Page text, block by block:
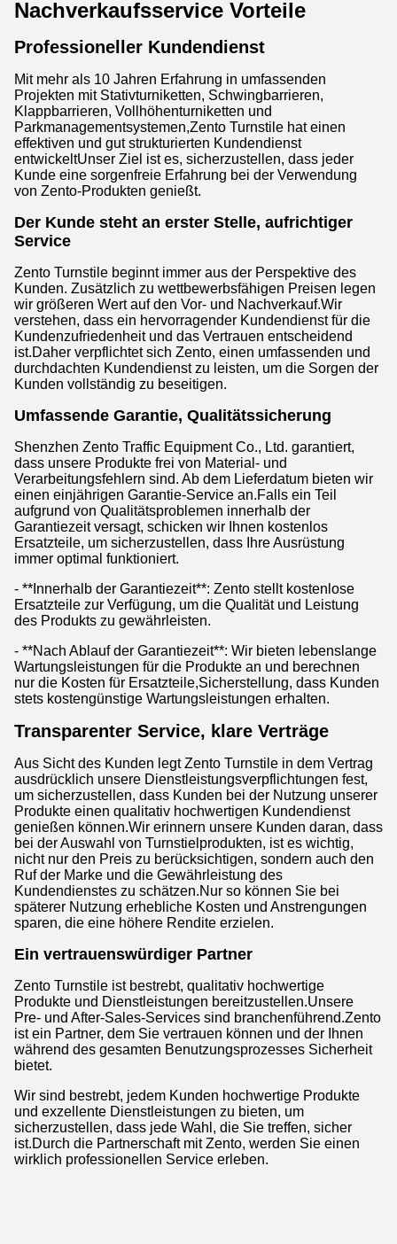
Nachverkaufsservice Vorteile
Professioneller Kundendienst
Mit mehr als 10 Jahren Erfahrung in umfassenden
Projekten mit Stativturniketten, Schwingbarrieren,
Klappbarrieren, Vollhöhenturniketten und
Parkmanagementsystemen,Zento Turnstile hat einen
effektiven und gut strukturierten Kundendienst
entwickeltUnser Ziel ist es, sicherzustellen, dass jeder
Kunde eine sorgenfreie Erfahrung bei der Verwendung
von Zento-Produkten genießt.
Der Kunde steht an erster Stelle, aufrichtiger
Service
Zento Turnstile beginnt immer aus der Perspektive des
Kunden. Zusätzlich zu wettbewerbsfähigen Preisen legen
wir größeren Wert auf den Vor- und Nachverkauf.Wir
verstehen, dass ein hervorragender Kundendienst für die
Kundenzufriedenheit und das Vertrauen entscheidend
ist.Daher verpflichtet sich Zento, einen umfassenden und
durchdachten Kundendienst zu leisten, um die Sorgen der
Kunden vollständig zu beseitigen.
Umfassende Garantie, Qualitätssicherung
Shenzhen Zento Traffic Equipment Co., Ltd. garantiert,
dass unsere Produkte frei von Material- und
Verarbeitungsfehlern sind. Ab dem Lieferdatum bieten wir
einen einjährigen Garantie-Service an.Falls ein Teil
aufgrund von Qualitätsproblemen innerhalb der
Garantiezeit versagt, schicken wir Ihnen kostenlos
Ersatzteile, um sicherzustellen, dass Ihre Ausrüstung
immer optimal funktioniert.
- **Innerhalb der Garantiezeit**: Zento stellt kostenlose
Ersatzteile zur Verfügung, um die Qualität und Leistung
des Produkts zu gewährleisten.
- **Nach Ablauf der Garantiezeit**: Wir bieten lebenslange
Wartungsleistungen für die Produkte an und berechnen
nur die Kosten für Ersatzteile,Sicherstellung, dass Kunden
stets kostengünstige Wartungsleistungen erhalten.
Transparenter Service, klare Verträge
Aus Sicht des Kunden legt Zento Turnstile in dem Vertrag
ausdrücklich unsere Dienstleistungsverpflichtungen fest,
um sicherzustellen, dass Kunden bei der Nutzung unserer
Produkte einen qualitativ hochwertigen Kundendienst
genießen können.Wir erinnern unsere Kunden daran, dass
bei der Auswahl von Turnstielprodukten, ist es wichtig,
nicht nur den Preis zu berücksichtigen, sondern auch den
Ruf der Marke und die Gewährleistung des
Kundendienstes zu schätzen.Nur so können Sie bei
späterer Nutzung erhebliche Kosten und Anstrengungen
sparen, die eine höhere Rendite erzielen.
Ein vertrauenswürdiger Partner
Zento Turnstile ist bestrebt, qualitativ hochwertige
Produkte und Dienstleistungen bereitzustellen.Unsere
Pre- und After-Sales-Services sind branchenführend.Zento
ist ein Partner, dem Sie vertrauen können und der Ihnen
während des gesamten Benutzungsprozesses Sicherheit
bietet.
Wir sind bestrebt, jedem Kunden hochwertige Produkte
und exzellente Dienstleistungen zu bieten, um
sicherzustellen, dass jede Wahl, die Sie treffen, sicher
ist.Durch die Partnerschaft mit Zento, werden Sie einen
wirklich professionellen Service erleben.